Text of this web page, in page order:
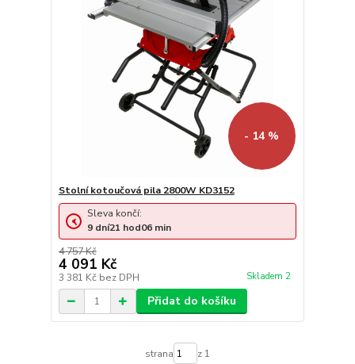
- 14 %
Stolní kotoučová pila 2800W KD3152
4 757 Kč
4 091 Kč
3 381 Kč bez DPH Skladem 2
Sleva končí:
9 dní21 hod06 min
Přidat do košíku
strana z 1